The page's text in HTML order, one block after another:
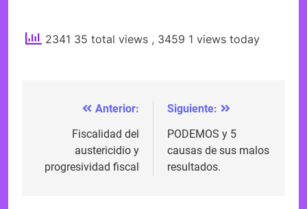
2341 35 total views , 3459 1 views today
Navegación
entradas
Anterior:
Fiscalidad del
austericidio y
progresividad fiscal
Siguiente:
PODEMOS y 5
causas de sus malos
resultados.